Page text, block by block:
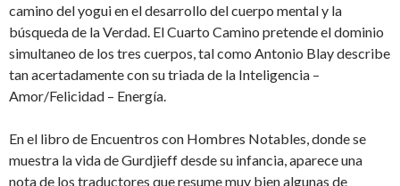
camino del yogui en el desarrollo del cuerpo mental y la
búsqueda de la Verdad. El Cuarto Camino pretende el dominio
simultaneo de los tres cuerpos, tal como Antonio Blay describe
tan acertadamente con su triada de la Inteligencia –
Amor/Felicidad – Energía.
En el libro de Encuentros con Hombres Notables, donde se
muestra la vida de Gurdjieff desde su infancia, aparece una
nota de los traductores que resume muy bien algunas de